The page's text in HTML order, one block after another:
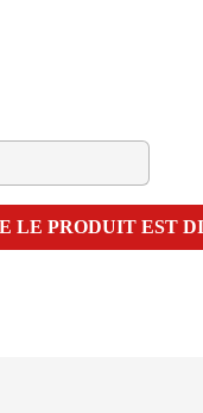
LE PRODUIT EST